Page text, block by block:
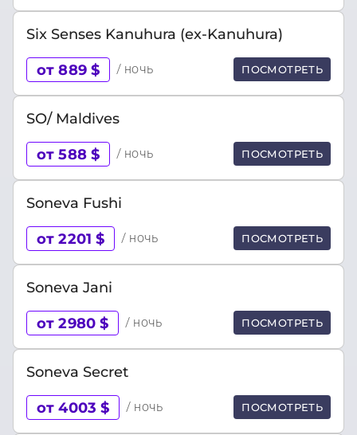
Six Senses Kanuhura (ex-Kanuhura)
от 889 $ / ночь ПОСМОТРЕТЬ
SO/ Maldives
от 588 $ / ночь ПОСМОТРЕТЬ
Soneva Fushi
от 2201 $ / ночь ПОСМОТРЕТЬ
Soneva Jani
от 2980 $ / ночь ПОСМОТРЕТЬ
Soneva Secret
от 4003 $ / ночь ПОСМОТРЕТЬ